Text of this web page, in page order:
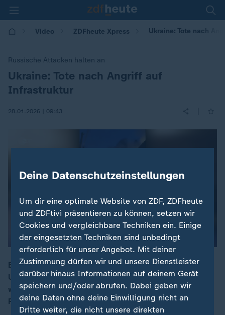
Video ZDFheute Xpress Ukraine: Tote nach
Russische Attacken halten an
:Ukraine: Tote nach Angriff auf
Infrastruktur
28.01.2026 | 09:43
00:11
Bei russischen Angriffen auf die Infrastruktur der
Ukraine sind mindestens zwei Menschen getötet
worden. Am Dienstag traf eine Drohne einen
Passagierzug, mindestens vier Menschen starben.
Deine Datenschutzeinstellungen
Um dir eine optimale Website von ZDF, ZDFheute
und ZDFtivi präsentieren zu können, setzen wir
Cookies und vergleichbare Techniken ein. Einige
der eingesetzten Techniken sind unbedingt
erforderlich für unser Angebot. Mit deiner
Zustimmung dürfen wir und unsere Dienstleister
darüber hinaus Informationen auf deinem Gerät
speichern und/oder abrufen. Dabei geben wir
deine Daten ohne deine Einwilligung nicht an
Dritte weiter, die nicht unsere direkten